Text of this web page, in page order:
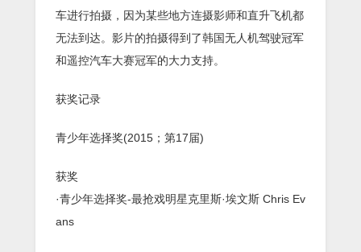
车进行拍摄，因为某些地方连摄影师和直升飞机都
无法到达。影片的拍摄得到了韩国无人机驾驶冠军
和遥控汽车大赛冠军的大力支持。
获奖记录
青少年选择奖(2015；第17届)
获奖
·青少年选择奖-最抢戏明星克里斯·埃文斯 Chris Ev
ans